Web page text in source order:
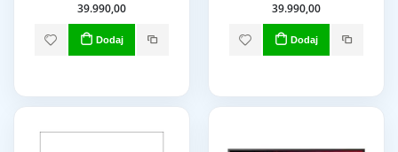
39.990,00
Dodaj
39.990,00
Dodaj